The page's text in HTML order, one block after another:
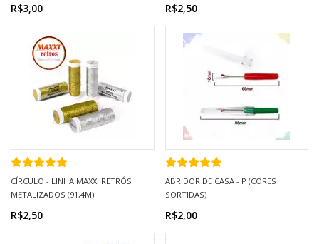
R$3,00 R$2,50
CÍRCULO - LINHA MAXXI RETRÓS
METALIZADOS (91,4M)
R$2,50
ABRIDOR DE CASA - P (CORES
SORTIDAS)
R$2,00